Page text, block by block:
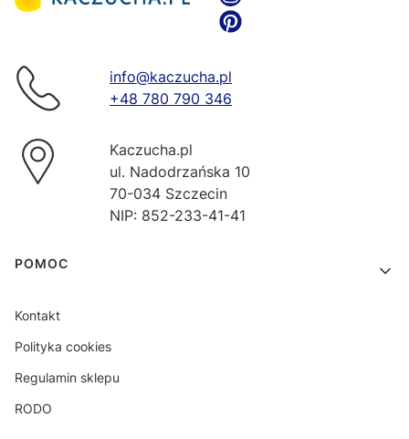
info@kaczucha.pl
+48 780 790 346
Kaczucha.pl
ul. Nadodrzańska 10
70-034 Szczecin
NIP: 852-233-41-41
Linki w stopce
POMOC
Kontakt
Polityka cookies
Regulamin sklepu
RODO